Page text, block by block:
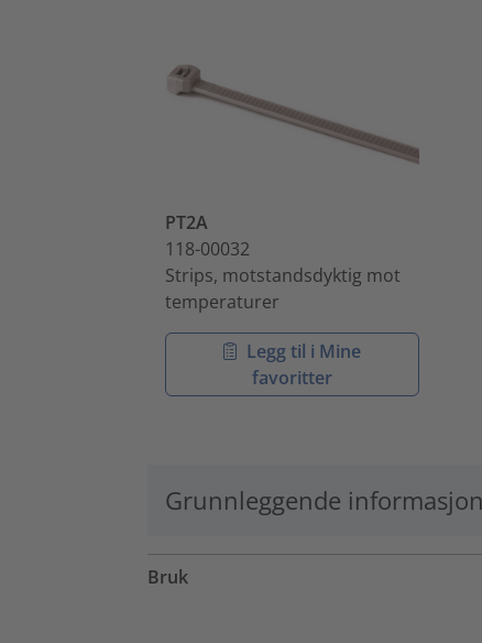
PT2A
118-00032
Strips, motstandsdyktig mot
temperaturer
Legg til i Mine
favoritter
Grunnleggende informasjon
Bruk